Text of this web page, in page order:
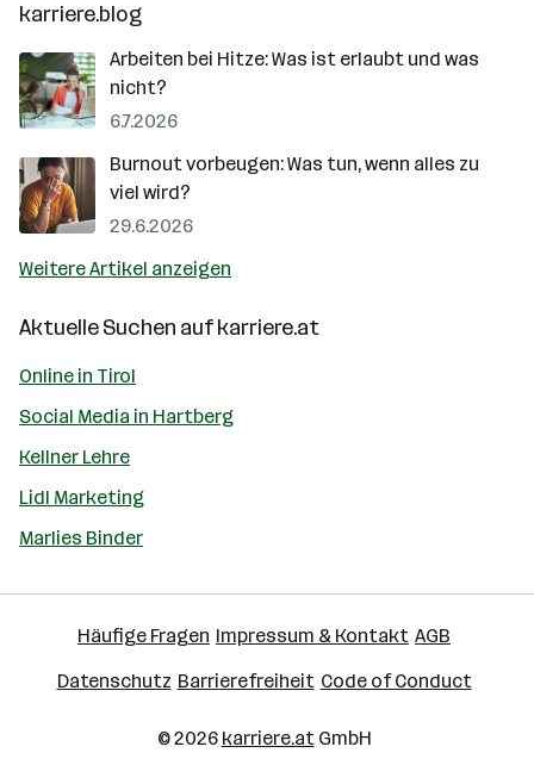
karriere.blog
Arbeiten bei Hitze: Was ist erlaubt und was
nicht?
6.7.2026
Burnout vorbeugen: Was tun, wenn alles zu
viel wird?
29.6.2026
Weitere Artikel anzeigen
Aktuelle Suchen aufkarriere.at
Online in Tirol
Social Media in Hartberg
Kellner Lehre
Lidl Marketing
Marlies Binder
Häufige Fragen Impressum & Kontakt AGB
Datenschutz Barrierefreiheit Code of Conduct
© 2026 karriere.atGmbH